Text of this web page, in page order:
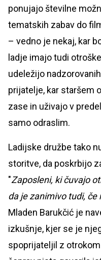
ponujajo številne
tematskih zabav do
– vedno je nekaj, kar
ladje imajo tudi
udeležijo
prijatelje, kar staršem
zase in uživajo v
samo odraslim.
Ladijske družbe tako
storitve, da poskrbijo
"Zaposleni, ki čuvajo
da je zanimivo tudi, če
Mladen Barukčić je
izkušnje, kjer se je
spoprijateljil z